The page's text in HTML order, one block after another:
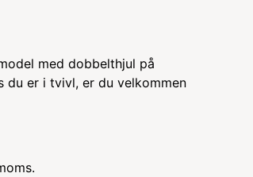
med dobbelthjul på
du er i tvivl, er du velkommen